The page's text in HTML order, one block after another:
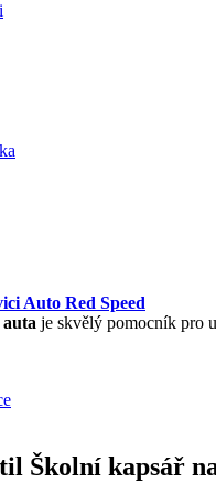
Auto Red Speed
auta je skvělý pomocník pro
Školní kapsář